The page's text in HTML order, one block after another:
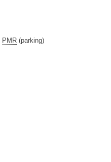
PMR (parking)